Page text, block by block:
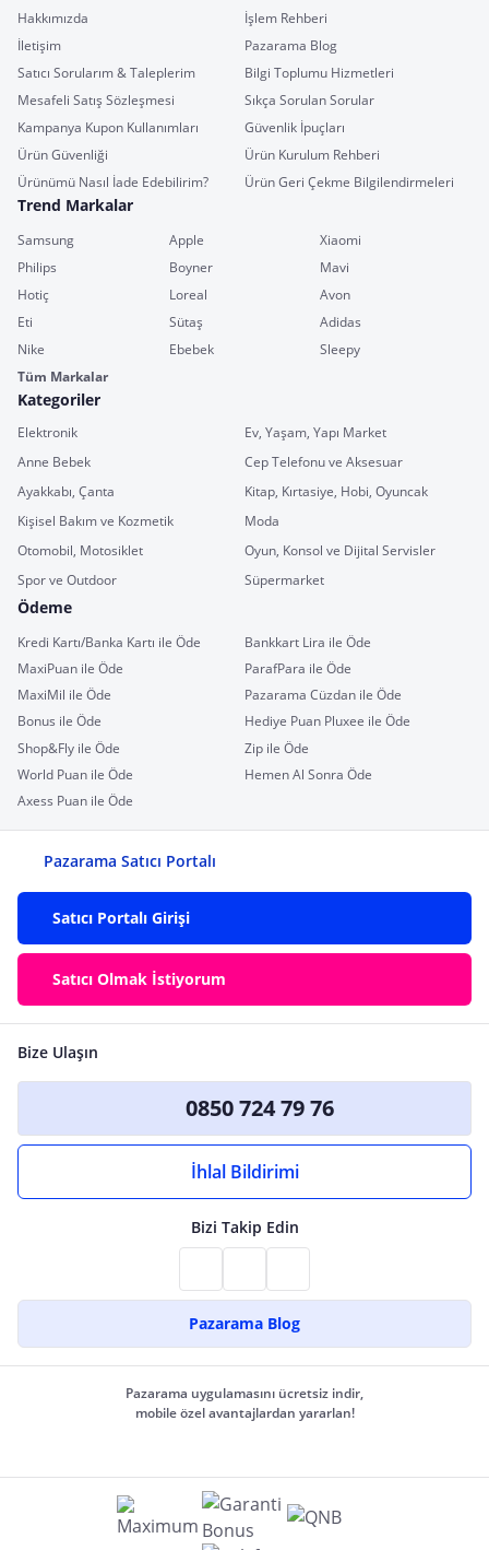
Hakkımızda
İşlem Rehberi
İletişim
Pazarama Blog
Satıcı Sorularım & Taleplerim
Bilgi Toplumu Hizmetleri
Mesafeli Satış Sözleşmesi
Sıkça Sorulan Sorular
Kampanya Kupon Kullanımları
Güvenlik İpuçları
Ürün Güvenliği
Ürün Kurulum Rehberi
Ürünümü Nasıl İade Edebilirim?
Ürün Geri Çekme Bilgilendirmeleri
Trend Markalar
Samsung Apple
Xiaomi
Philips
Boyner
Mavi
Hotiç
Loreal
Avon
Eti
Sütaş
Adidas
Nike
Ebebek
Sleepy
Tüm Markalar
Kategoriler
Elektronik
Ev, Yaşam, Yapı Market
Anne Bebek
Cep Telefonu ve Aksesuar
Ayakkabı, Çanta
Kitap, Kırtasiye, Hobi, Oyuncak
Kişisel Bakım ve Kozmetik
Moda
Otomobil, Motosiklet
Oyun, Konsol ve Dijital Servisler
Spor ve Outdoor
Süpermarket
Ödeme
Kredi Kartı/Banka Kartı ile Öde
Bankkart Lira ile Öde
MaxiPuan ile Öde
ParafPara ile Öde
MaxiMil ile Öde
Pazarama Cüzdan ile Öde
Bonus ile Öde
Hediye Puan Pluxee ile Öde
Shop&Fly ile Öde
Zip ile Öde
World Puan ile Öde
Hemen Al Sonra Öde
Axess Puan ile Öde
Pazarama Satıcı Portalı
Satıcı Portalı Girişi
Satıcı Olmak İstiyorum
Bize Ulaşın
0850 724 79 76
İhlal Bildirimi
Bizi Takip Edin
Pazarama Blog
Pazarama uygulamasını ücretsiz indir,
mobile özel avantajlardan yararlan!